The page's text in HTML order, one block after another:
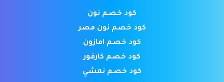
كود خصم نون
كود خصم نون مصر
كود خصم امازون
كود خصم كارفور
كود خصم نمشي